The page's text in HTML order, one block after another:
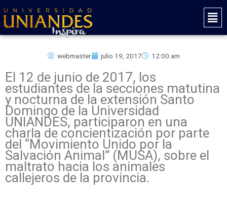
al
contenido
Main
webmaster julio 19, 2017 12:00 am
El 12 de junio de 2017, los
estudiantes de la secciones matutina
y nocturna de la extensión Santo
Domingo de la Universidad
UNIANDES, participaron en una
charla de concientización por parte
del “Movimiento Unido por la
Salvación Animal” (MUSA), sobre el
maltrato hacia los animales
callejeros de la provincia.